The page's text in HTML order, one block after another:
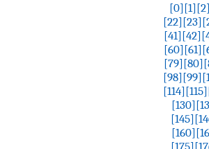
[0][1][2]
[22][23]
[41][42]
[60][61]
[79][80]
[98][99]
[114][115]
[130]
[145]
[160]